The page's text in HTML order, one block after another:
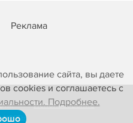
сайта, вы даете
cookies и соглашаетесь с
Подробнее.
Реклама
Использование